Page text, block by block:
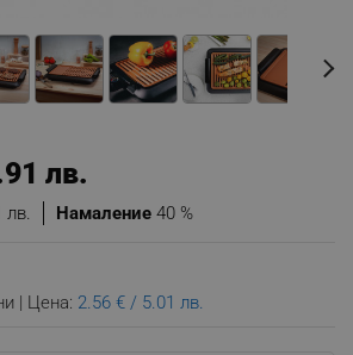
Намаление 40 %
лв.
лв.
| Цена: 2.56 € / 5.01 лв.